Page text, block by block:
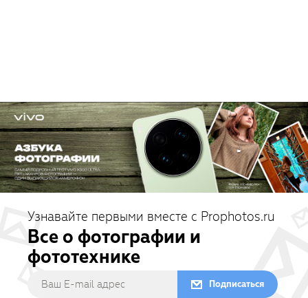
Узнавайте первыми вместе с Prophotos.ru
Все о фотографии и
фототехнике
Подписаться